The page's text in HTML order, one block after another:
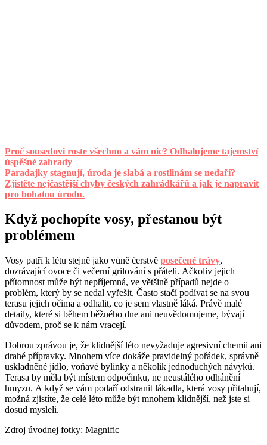
Proč sousedovi roste všechno a vám nic? Odhalujeme tajemství
úspěšné zahrady
Paradajky stagnují, úroda je slabá a rostlinám se nedaří?
Zjistěte nejčastější chyby českých zahrádkářů a jak je napravit
pro bohatou úrodu.
Když pochopíte vosy, přestanou být
problémem
Vosy patří k létu stejně jako vůně čerstvě posečené trávy,
dozrávající ovoce či večerní grilování s přáteli. Ačkoliv jejich
přítomnost může být nepříjemná, ve většině případů nejde o
problém, který by se nedal vyřešit. Často stačí podívat se na svou
terasu jejich očima a odhalit, co je sem vlastně láká. Právě malé
detaily, které si během běžného dne ani neuvědomujeme, bývají
důvodem, proč se k nám vracejí.
Dobrou zprávou je, že klidnější léto nevyžaduje agresivní chemii ani
drahé přípravky. Mnohem více dokáže pravidelný pořádek, správně
uskladněné jídlo, voňavé bylinky a několik jednoduchých návyků.
Terasa by měla být místem odpočinku, ne neustálého odhánění
hmyzu. A když se vám podaří odstranit lákadla, která vosy přitahují,
možná zjistíte, že celé léto může být mnohem klidnější, než jste si
dosud mysleli.
Zdroj úvodnej fotky: Magnific